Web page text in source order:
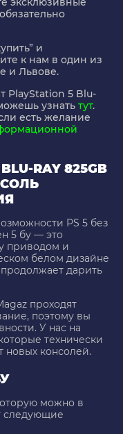
и
к нам в один из
и Львове.
PlayStation 5 Blu-
узнать тут.
есть желание
RAY 825GB
PS 5 без
5 бу — это
приводом и
белом дизайне
дарить
проходят
поэтому вы
У нас на
технически
новых консолей.
можно в
следующие